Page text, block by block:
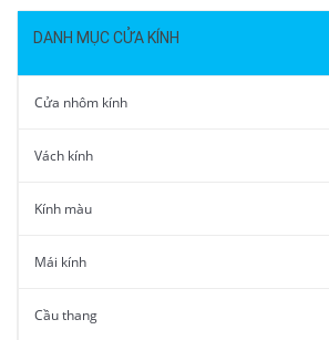
DANH MỤC CỬA KÍNH
Cửa nhôm kính
Vách kính
Kính màu
Mái kính
Cầu thang